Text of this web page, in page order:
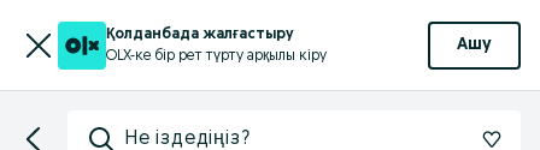
Қолданбада жалғастыру
OLX-ке бір рет түрту арқылы кіру
Ашу
Не іздедіңіз?